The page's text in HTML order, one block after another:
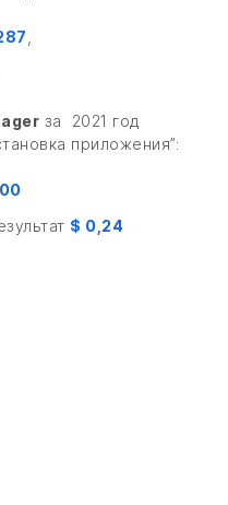
за 2021 год
приложения”:
$ 0,24